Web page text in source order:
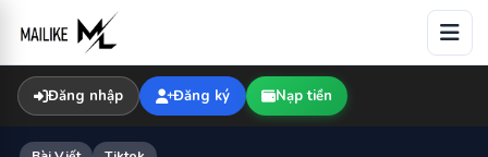
content
Đăng nhập Đăng ký Nạp tiền